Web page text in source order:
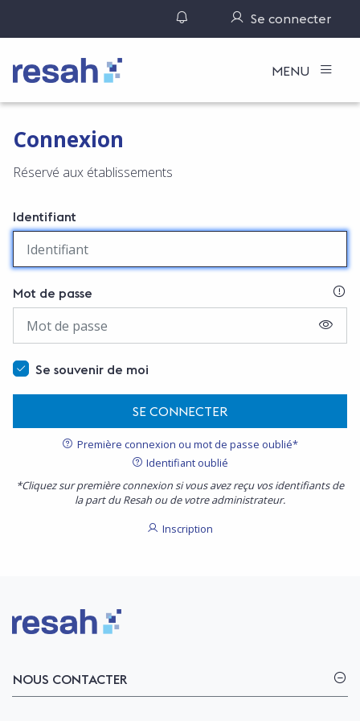
Gérer ses notifications
Se connecter
Logo Resah MENU
Connexion
Réservé aux établissements
Identifiant
Mot de passe
Se souvenir de moi
SE CONNECTER
Première connexion ou mot de passe oublié*
Identifiant oublié
*Cliquez sur première connexion si vous avez reçu vos identifiants de
la part du Resah ou de votre administrateur.
Inscription
Logo Resah
NOUS CONTACTER